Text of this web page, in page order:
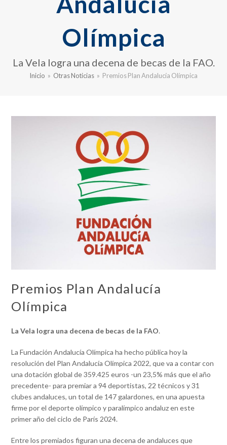
Olímpica
La Vela logra una decena de becas de la FAO.
Inicio » Otras Noticias » Premios Plan Andalucía Olímpica
Premios Plan Andalucía
Olímpica
La Vela logra una decena de becas de la FAO.
La Fundación Andalucía Olímpica ha hecho pública hoy la
resolución del Plan Andalucía Olímpica 2022, que va a contar con
una dotación global de 359.425 euros -un 23,5% más que el año
precedente- para premiar a 94 deportistas, 22 técnicos y 31
clubes andaluces, un total de 147 galardones, en una apuesta
firme por el deporte olímpico y paralímpico andaluz en este
primer año del ciclo de París 2024.
Entre los premiados figuran una decena de andaluces que